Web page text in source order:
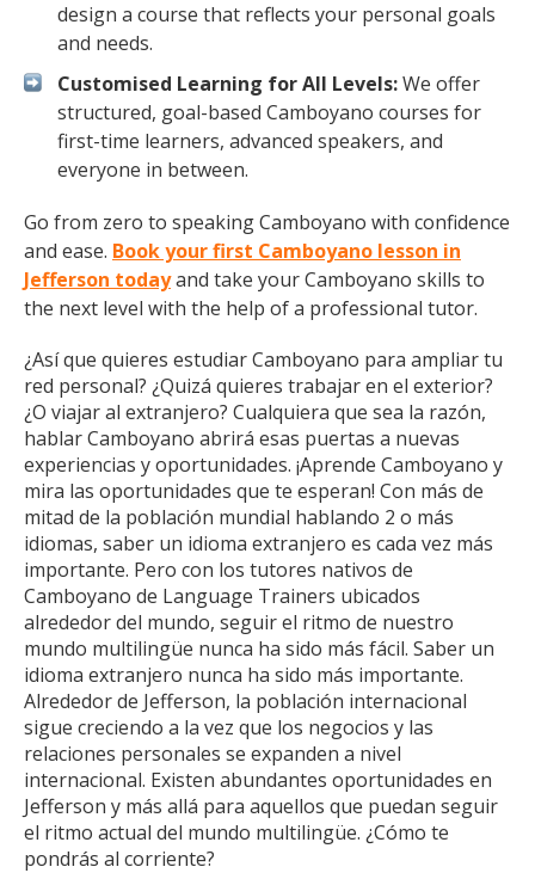
design a course that reflects your personal goals
and needs.
Customised Learning for All Levels:We offer
structured, goal-based Camboyano courses for
first-time learners, advanced speakers, and
everyone in between.
Go from zero to speaking Camboyano with confidence
and ease. Book your first Camboyano lesson in
Jefferson todayand take your Camboyano skills to
the next level with the help of a professional tutor.
¿Así que quieres estudiar Camboyano para ampliar tu
red personal? ¿Quizá quieres trabajar en el exterior?
¿O viajar al extranjero? Cualquiera que sea la razón,
hablar Camboyano abrirá esas puertas a nuevas
experiencias y oportunidades. ¡Aprende Camboyano y
mira las oportunidades que te esperan! Con más de
mitad de la población mundial hablando 2 o más
idiomas, saber un idioma extranjero es cada vez más
importante. Pero con los tutores nativos de
Camboyano de Language Trainers ubicados
alrededor del mundo, seguir el ritmo de nuestro
mundo multilingüe nunca ha sido más fácil. Saber un
idioma extranjero nunca ha sido más importante.
Alrededor de Jefferson, la población internacional
sigue creciendo a la vez que los negocios y las
relaciones personales se expanden a nivel
internacional. Existen abundantes oportunidades en
Jefferson y más allá para aquellos que puedan seguir
el ritmo actual del mundo multilingüe. ¿Cómo te
pondrás al corriente?